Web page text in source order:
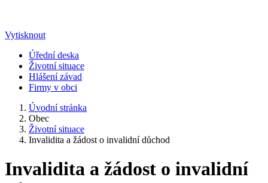
Vytisknout
Úřední deska
Životní situace
Hlášení závad
Firmy v obci
Úvodní stránka
Obec
Životní situace
Invalidita a žádost o invalidní důchod
Invalidita a žádost o invalidní